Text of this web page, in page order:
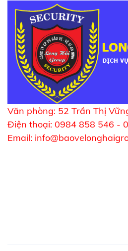
Văn phòng: 52 Trần Thị
Điện thoại: 0984 858 546 -
Email: